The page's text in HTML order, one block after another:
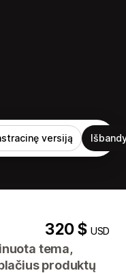
versiją
320 $USD
tema,
produktų